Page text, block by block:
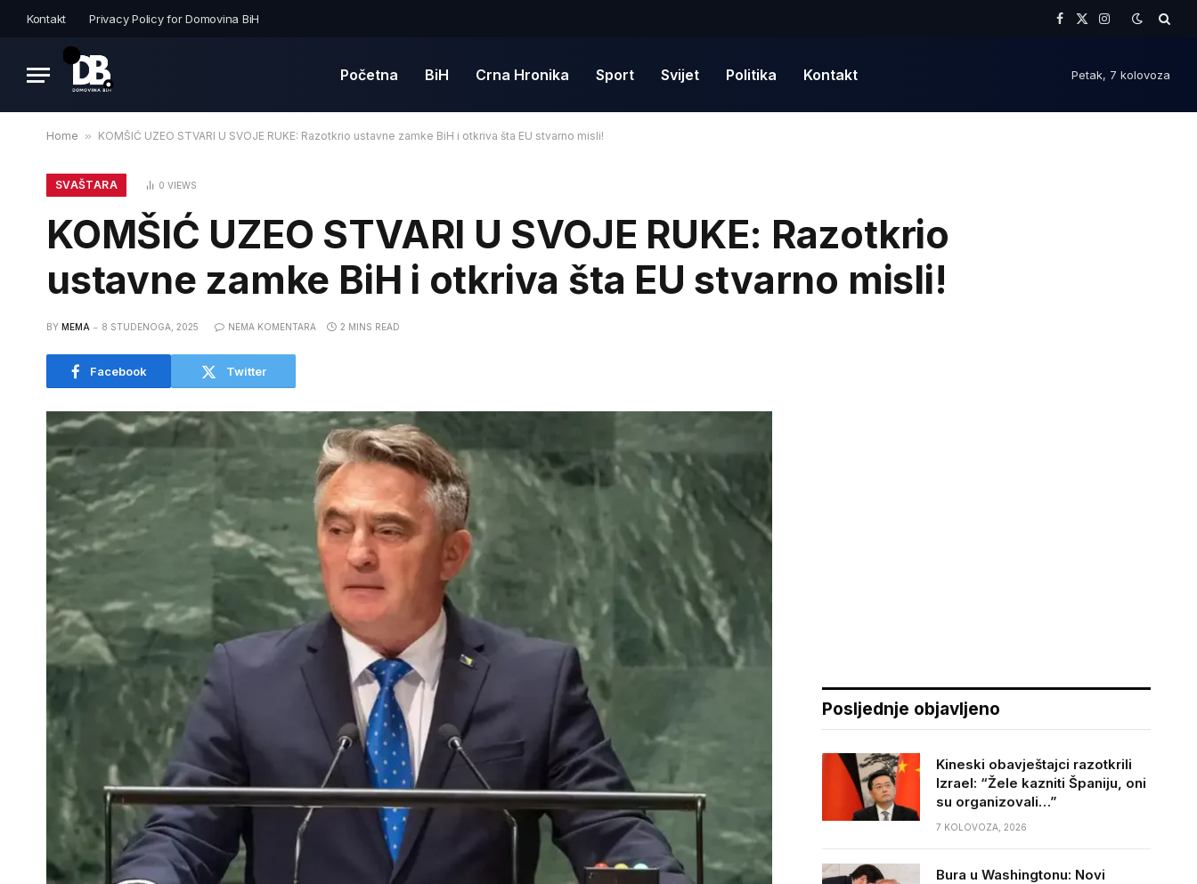
Kontakt Privacy Policy for Domovina BiH
Facebook
X
Instagram
Početna BiH Crna Hronika Sport Svijet Politika Kontakt Petak, 7 kolovoza
Home » KOMŠIĆ UZEO STVARI U SVOJE RUKE: Razotkrio ustavne zamke BiH i otkriva šta EU stvarno misli!
SVAŠTARA 0 VIEWS
KOMŠIĆ UZEO STVARI U SVOJE RUKE: Razotkrio
ustavne zamke BiH i otkriva šta EU stvarno misli!
BY MEMA 8 STUDENOGA, 2025 NEMA KOMENTARA 2 MINS READ
Facebook Twitter
Posljednje objavljeno
Kineski obavještajci razotkrili
Izrael: “Žele kazniti Španiju, oni
su organizovali…”
7 KOLOVOZA, 2026
Bura u Washingtonu: Novi